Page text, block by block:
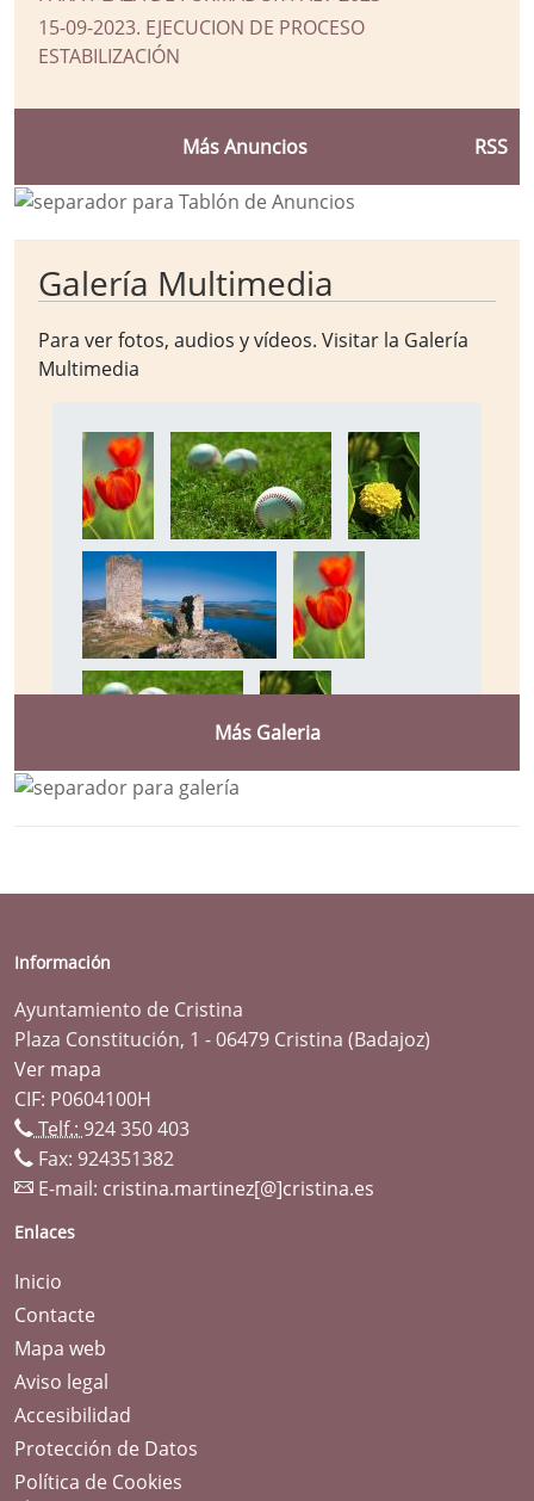
15-09-2023. EJECUCION DE PROCESO
ESTABILIZACIÓN
Más Anuncios RSS
Galería Multimedia
Para ver fotos, audios y vídeos. Visitar la Galería
Multimedia
Más Galeria
Información
Ayuntamiento de Cristina
Plaza Constitución, 1 - 06479 Cristina (Badajoz)
Ver mapa
CIF: P0604100H
Telf.: 924 350 403
Fax: 924351382
E-mail: cristina.martinez[@]cristina.es
Enlaces
Inicio
Contacte
Mapa web
Aviso legal
Accesibilidad
Protección de Datos
Política de Cookies